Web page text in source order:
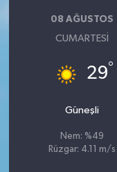
08 AĞUSTOS
CUMARTESI
29°
Güneşli
Nem: %49
Rüzgar: 4.11 m/s